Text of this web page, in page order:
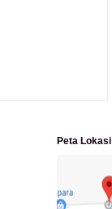
Peta Lokasi